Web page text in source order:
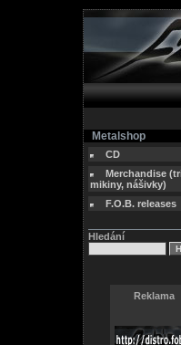
Metalshop
CD
Merchandise
mikiny, nášivky)
F.O.B. releases
Hledání
Reklama